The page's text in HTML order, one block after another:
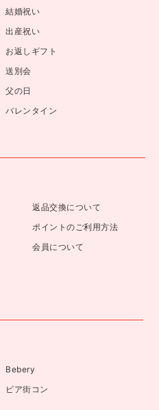
結婚祝い
出産祝い
お返しギフト
送別会
父の日
バレンタイン
返品交換について
ポイントのご利用方法
会員について
Bebery
ピア街コン